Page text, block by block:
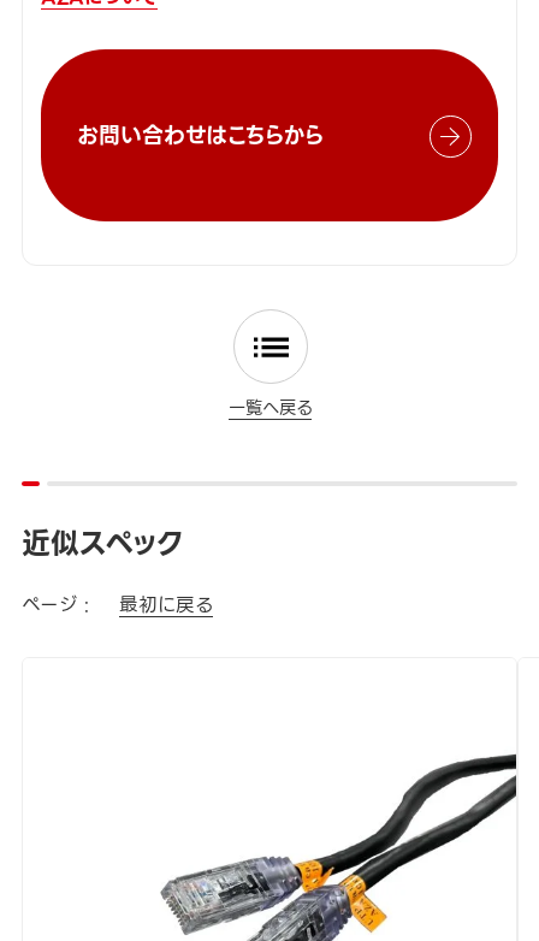
お問い合わせはこちらから
一覧へ戻る
近似スペック
ページ : 最初に戻る